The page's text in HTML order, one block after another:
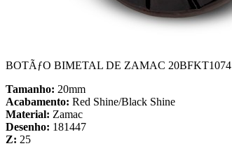
BOTÃƒO BIMETAL DE ZAMAC 20BFKT1074
Tamanho: 20mm
Acabamento: Red Shine/Black Shine
Material: Zamac
Desenho: 181447
Z: 25